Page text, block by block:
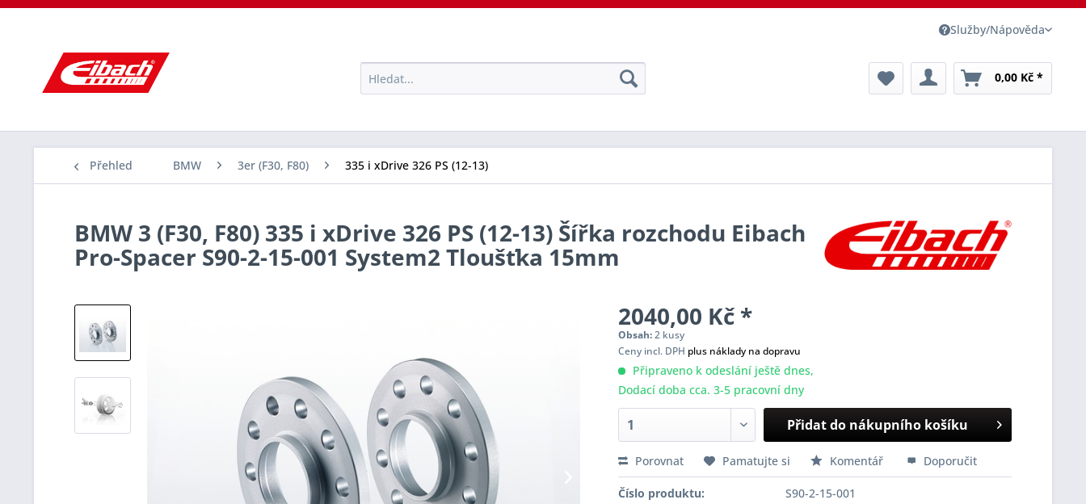
Služby/Nápověda
0,00 Kč *
Přehled BMW 3er (F30, F80) 335 i xDrive 326 PS (12-13)
BMW 3 (F30, F80) 335 i xDrive 326 PS (12-13) Šířka rozchodu Eibach
Pro-Spacer S90-2-15-001 System2 Tloušťka 15mm
2040,00 Kč *
Obsah:2 kusy
Ceny incl. DPH plus náklady na dopravu
Připraveno k odeslání ještě dnes,
Dodací doba cca. 3-5 pracovní dny
Přidat do nákupního košíku
Porovnat Pamatujte si Komentář Doporučit
Číslo produktu:
S90-2-15-001